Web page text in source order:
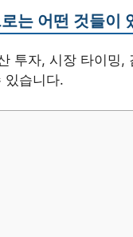
는 어떤 것들이
투자, 시장 타이밍,
있습니다.